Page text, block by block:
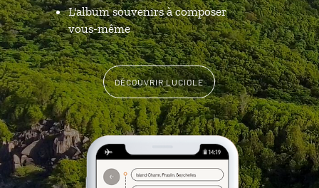
L'album souvenirs à composer
vous-même
DÉCOUVRIR LUCIOLE